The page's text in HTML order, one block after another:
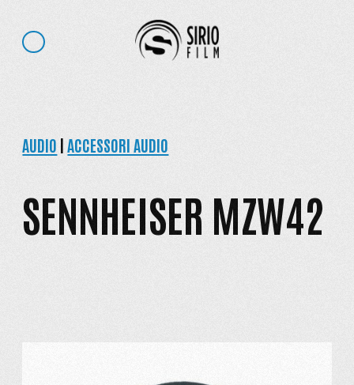
AUDIO |ACCESSORI AUDIO
SENNHEISER MZW42